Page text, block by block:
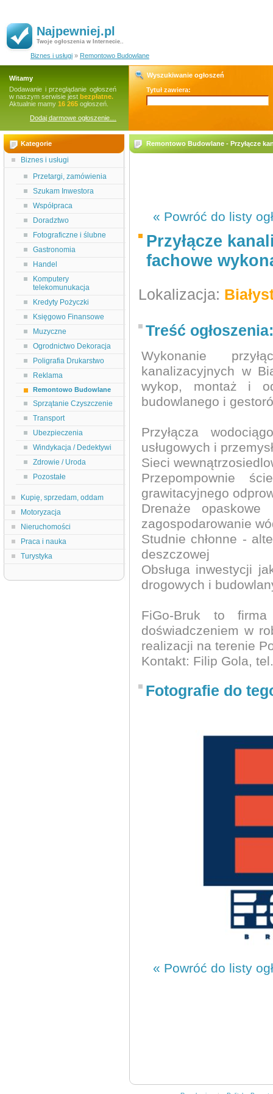
Najpewniej.pl
Twoje ogłoszenia w Internecie..
Biznes i usługi » Remontowo Budowlane
Witamy
Dodawanie i przeglądanie ogłoszeń
w naszym serwisie jest bezpłatne.
Aktualnie mamy 16 265 ogłoszeń.
Dodaj darmowe ogłoszenie…
Wyszukiwanie ogłoszeń
Tytuł zawiera:
Kategorie
Biznes i usługi
Przetargi, zamówienia
Szukam Inwestora
Współpraca
Doradztwo
Fotograficzne i ślubne
Gastronomia
Handel
Komputery
telekomunukacja
Kredyty Pożyczki
Księgowo Finansowe
Muzyczne
Ogrodnictwo Dekoracja
Poligrafia Drukarstwo
Reklama
Remontowo Budowlane
Sprzątanie Czyszczenie
Transport
Ubezpieczenia
Windykacja / Dedektywi
Zdrowie / Uroda
Pozostałe
Kupię, sprzedam, oddam
Motoryzacja
Nieruchomości
Praca i nauka
Turystyka
Remontowo Budowlane - Przyłącze
« Powróć do listy
Przyłącze
fachowe
Lokalizacja:
Treść ogłoszenia:
Wykonanie
kanalizacyjnych w
wykop, montaż i
budowlanego i
Przyłącza
usługowych i
Sieci
Przepompownie
grawitacyjnego
Drenaże
zagospodarowanie
Studnie chłonne -
deszczowej
Obsługa inwestycji
drogowych i
FiGo-Bruk to
doświadczeniem w
realizacji na terenie
Kontakt: Filip Gola,
Fotografie do
« Powróć do listy